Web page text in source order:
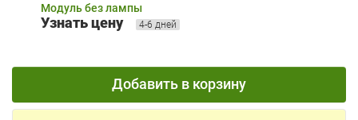
Модуль без лампы
Узнать цену 4-6 дней
Добавить в корзину